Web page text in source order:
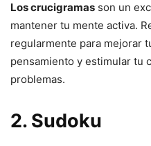
Los crucigramas son un
mantener tu mente activa.
regularmente para mejorar
pensamiento y estimular tu
problemas.
2. Sudoku